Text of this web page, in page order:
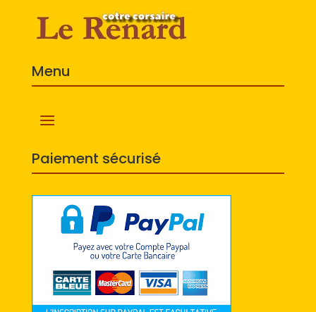
Menu
Paiement sécurisé